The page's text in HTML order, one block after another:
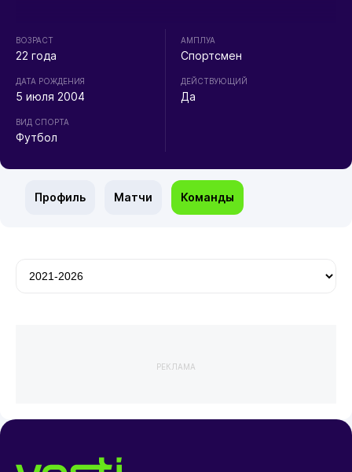
ВОЗРАСТ
22 года
ДАТА РОЖДЕНИЯ
5 июля 2004
ВИД СПОРТА
Футбол
АМПЛУА
Спортсмен
ДЕЙСТВУЮЩИЙ
Да
Профиль Матчи Команды
РЕКЛАМА